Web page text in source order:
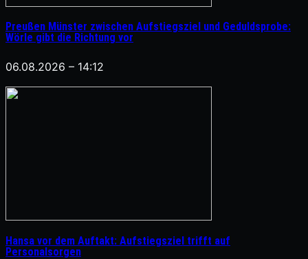
Preußen Münster zwischen Aufstiegsziel und Geduldsprobe:
Wörle gibt die Richtung vor
06.08.2026 – 14:12
Hansa vor dem Auftakt: Aufstiegsziel trifft auf
Personalsorgen